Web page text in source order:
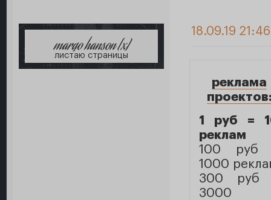
margo hanson [x]
листаю страницы
18.09.19
реклама
1 руб =
реклам
100 руб
1000
300 руб
3000